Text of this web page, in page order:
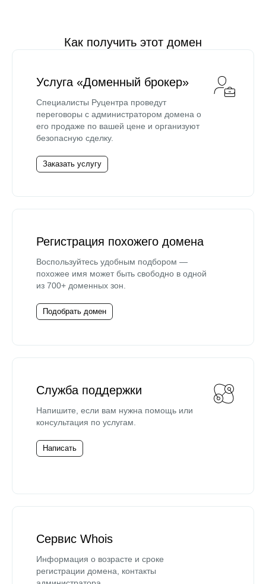
Как получить этот домен
Услуга «Доменный брокер»
Специалисты Руцентра проведут
переговоры с администратором домена о
его продаже по вашей цене и организуют
безопасную сделку.
Заказать услугу
Регистрация похожего домена
Воспользуйтесь удобным подбором —
похожее имя может быть свободно в одной
из 700+ доменных зон.
Подобрать домен
Служба поддержки
Напишите, если вам нужна помощь или
консультация по услугам.
Написать
Сервис Whois
Информация о возрасте и сроке
регистрации домена, контакты